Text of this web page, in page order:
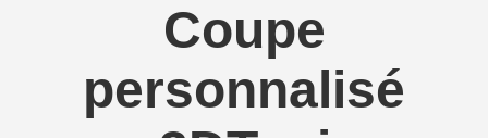
Coupe
personnalisé